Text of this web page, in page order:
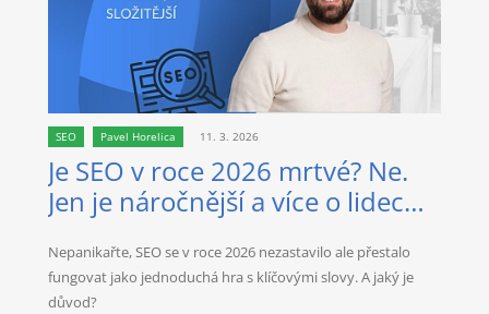
SEO Pavel Horelica 11. 3. 2026
Je SEO v roce 2026 mrtvé? Ne.
Jen je náročnější a více o lidech
Nepanikařte, SEO se v roce 2026 nezastavilo ale přestalo
fungovat jako jednoduchá hra s klíčovými slovy. A jaký je
důvod?